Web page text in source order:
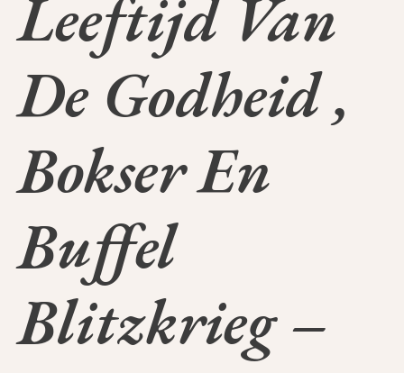
Leeftijd Van
De Godheid ,
Bokser En
Buffel
Blitzkrieg –